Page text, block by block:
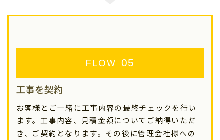
FLOW
工事を契約
お客様とご一緒に工事内容の最終チェックを行い
ます。工事内容、見積金額についてご納得いただ
き、ご契約となります。その後に管理会社様への